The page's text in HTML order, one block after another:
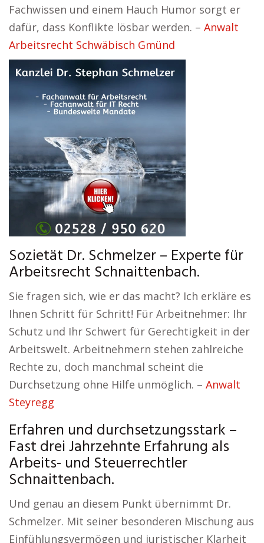
Fachwissen und einem Hauch Humor sorgt er
dafür, dass Konflikte lösbar werden. – Anwalt
Arbeitsrecht Schwäbisch Gmünd
Sozietät Dr. Schmelzer – Experte für
Arbeitsrecht Schnaittenbach.
Sie fragen sich, wie er das macht? Ich erkläre es
Ihnen Schritt für Schritt! Für Arbeitnehmer: Ihr
Schutz und Ihr Schwert für Gerechtigkeit in der
Arbeitswelt. Arbeitnehmern stehen zahlreiche
Rechte zu, doch manchmal scheint die
Durchsetzung ohne Hilfe unmöglich. – Anwalt
Steyregg
Erfahren und durchsetzungsstark –
Fast drei Jahrzehnte Erfahrung als
Arbeits- und Steuerrechtler
Schnaittenbach.
Und genau an diesem Punkt übernimmt Dr.
Schmelzer. Mit seiner besonderen Mischung aus
Einfühlungsvermögen und juristischer Klarheit